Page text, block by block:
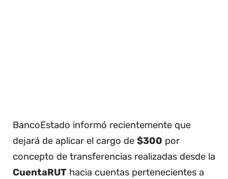
BancoEstado informó recientemente que
dejará de aplicar el cargo de $300 por
concepto de transferencias realizadas desde la
CuentaRUT hacia cuentas pertenecientes a